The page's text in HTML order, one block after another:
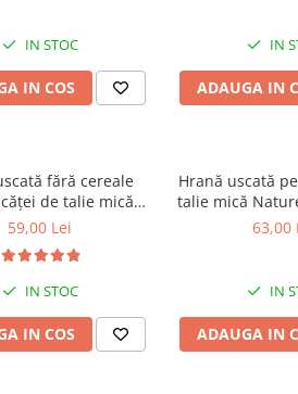
jurul ochilor, 70g
IN STOC
IN COS
jurul IN
ADAUGA IN
fără cereale
de talie mică
Protection Superior
Pește Alb,
petelor din
59,00 Lei
IN STOC
IN COS
Hrană uscată
talie mică
Superior Care
petelor din
63,00
IN
ADAUGA IN